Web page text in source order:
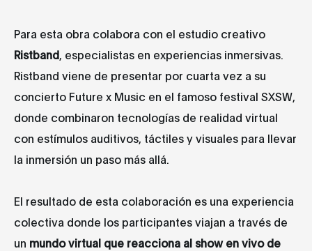
Para esta obra colabora con el estudio creativo
Ristband , especialistas en experiencias inmersivas.
Ristband viene de presentar por cuarta vez a su
concierto Future x Music en el famoso festival SXSW,
donde combinaron tecnologías de realidad virtual
con estímulos auditivos, táctiles y visuales para llevar
la inmersión un paso más allá.
El resultado de esta colaboración es una experiencia
colectiva donde los participantes viajan a través de
un mundo virtual que reacciona al show en vivo de